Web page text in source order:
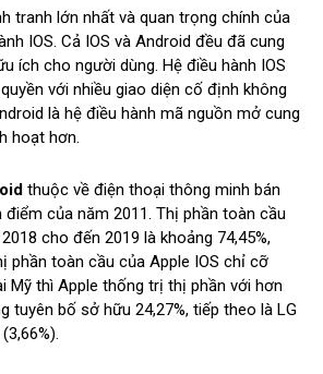
tranh lớn nhất và quan trọng chính của
IOS. Cả IOS và Android đều đã cung
ích cho người dùng. Hệ điều hành IOS
với nhiều giao diện cố định không
là hệ điều hành mã nguồn mở cung
hoạt hơn.
thuộc về điện thoại thông minh bán
của năm 2011. Thị phần toàn cầu
cho đến 2019 là khoảng 74,45%,
phần toàn cầu của Apple IOS chỉ cỡ
Mỹ thì Apple thống trị thị phần với hơn
tuyên bố sở hữu 24,27%, tiếp theo là LG